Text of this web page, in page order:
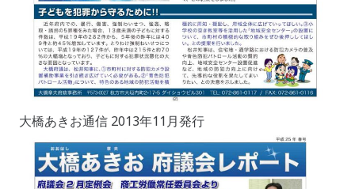
大橋あきお通信 2013年11月発行